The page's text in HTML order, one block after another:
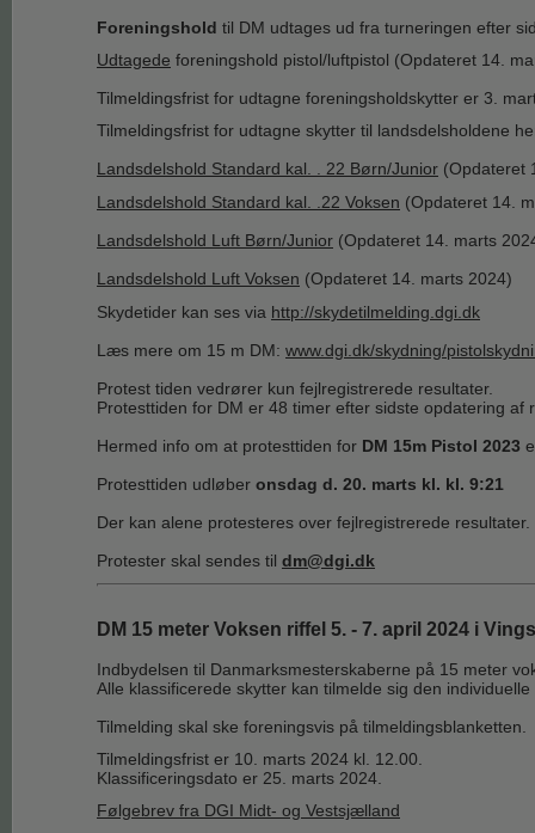
Foreningshold til DM udtages ud fra turneringen efter
Udtagede foreningshold pistol/luftpistol (Opdateret 14.
Tilmeldingsfrist for udtagne foreningsholdskytter er 3.
Tilmeldingsfrist for udtagne skytter til landsdelsholdene
Landsdelshold Standard kal. . 22 Børn/Junior (Opdateret
Landsdelshold Standard kal. .22 Voksen (Opdateret 14.
Landsdelshold Luft Børn/Junior (Opdateret 14. marts
Landsdelshold Luft Voksen (Opdateret 14. marts 2024)
Skydetider kan ses via http://skydetilmelding.dgi.dk
Læs mere om 15 m DM: www.dgi.dk/skydning/
Protest tiden vedrører kun fejlregistrerede resultater.
Protesttiden for DM er 48 timer efter sidste opdatering af
Hermed info om at protesttiden for DM 15m Pistol 2023
Protesttiden udløber onsdag d. 20. marts kl. kl. 9:21
Der kan alene protesteres over fejlregistrerede resultater.
Protester skal sendes til dm@dgi.dk
DM 15 meter Voksen riffel 5. - 7. april 2024 i
Indbydelsen til Danmarksmesterskaberne på 15 meter
Alle klassificerede skytter kan tilmelde sig den
Tilmelding skal ske foreningsvis på tilmeldingsblanketten.
Tilmeldingsfrist er 10. marts 2024 kl. 12.00.
Klassificeringsdato er 25. marts 2024.
Følgebrev fra DGI Midt- og Vestsjælland